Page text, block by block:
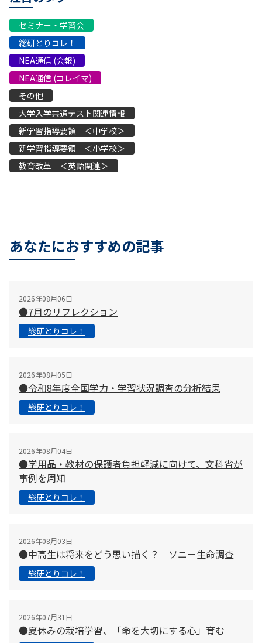
セミナー・学習会
総研とりコレ！
NEA通信 (会報)
NEA通信 (コレイマ)
その他
大学入学共通テスト関連情報
新学習指導要領 ＜中学校＞
新学習指導要領 ＜小学校＞
教育改革 ＜英語関連＞
あなたにおすすめの記事
2026年08月06日
●7月のリフレクション
総研とりコレ！
2026年08月05日
●令和8年度全国学力・学習状況調査の分析結果
総研とりコレ！
2026年08月04日
●学用品・教材の保護者負担軽減に向けて、文科省が
事例を周知
総研とりコレ！
2026年08月03日
●中高生は将来をどう思い描く？ ソニー生命調査
総研とりコレ！
2026年07月31日
●夏休みの栽培学習、「命を大切にする心」育む